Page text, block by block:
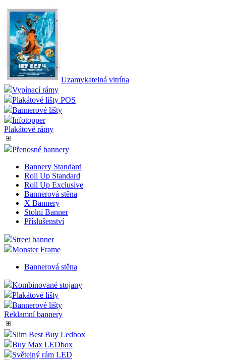
Uzamykatelná vitrína
Vypínací rámy
Plakátové lišty POS
Bannerové lišty
Infotopper
Plakátové rámy
Přenosné bannery
Bannery Standard
Roll Up Standard
Roll Up Exclusive
Bannerová stěna
X Bannery
Stolní Banner
Příslušenství
Street banner
Monster Frame
Bannerová stěna
Kombinované stojany
Plakátové lišty
Bannerové lišty
Reklamní bannery
Slim Best Buy Ledbox
Buy Max LEDbox
Světelný rám LED